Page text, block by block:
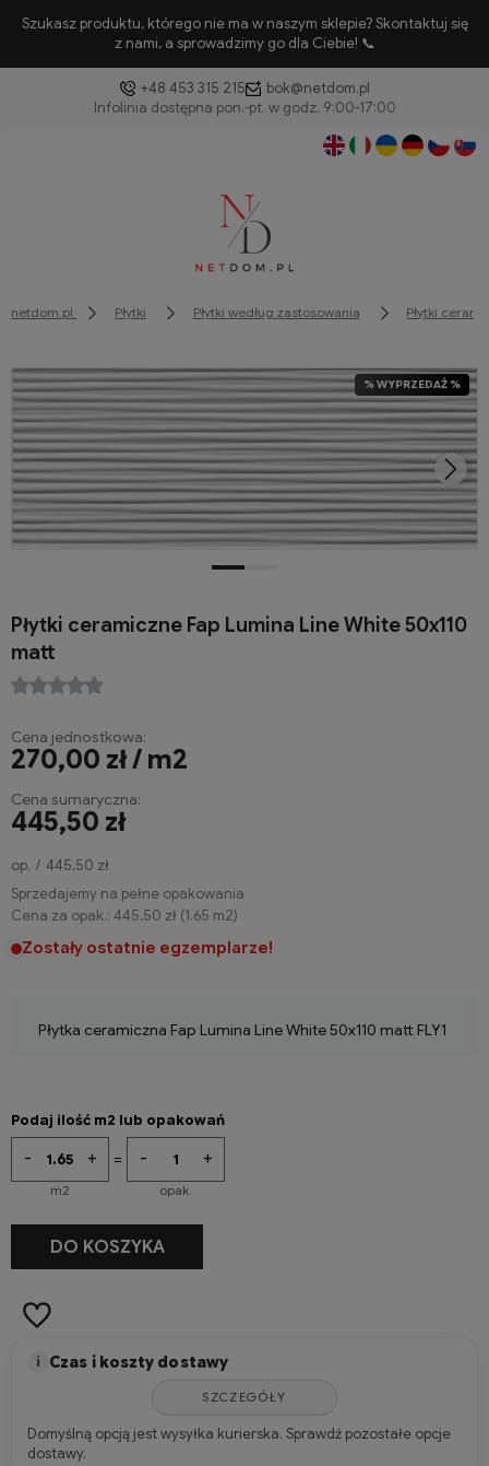
Szukasz produktu, którego nie ma w naszym sklepie? Skontaktuj się
z nami, a sprowadzimy go dla Ciebie! 📞
+48 453 315 215 bok@netdom.pl
netdom.pl Płytki Płytki według zastosowania Płytki
% WYPRZEDAŻ %
Płytki ceramiczne Fap Lumina Line White 50x110
matt
Cena jednostkowa:
270,00 zł / m2
Cena sumaryczna:
445,50 zł
op.
445,50 zł
Sprzedajemy na pełne opakowania
Cena za opak.: 445,50 zł (1.65 m2)
Zostały ostatnie egzemplarze!
Płytka ceramiczna Fap Lumina Line White 50x110 matt FLY1
Podaj ilość m2 lub opakowań
+
-
m2
= +
-
opak.
+
-
DO KOSZYKA
i Czas i koszty dostawy
SZCZEGÓŁY
Domyślną opcją jest wysyłka kurierska. Sprawdź pozostałe opcje
dostawy.